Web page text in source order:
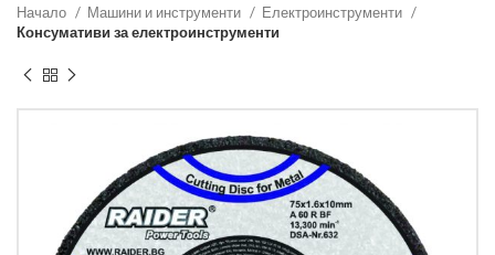
Начало Машини и инструменти
Електроинструменти
Консумативи за електроинструменти